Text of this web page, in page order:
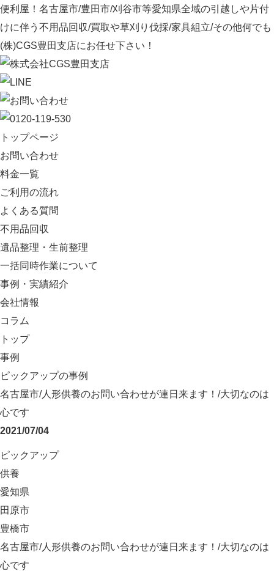
便利屋！名古屋市/豊田市/刈谷市等愛知県全域の引越しや片付
けに伴う不用品回収/買取や草刈り伐採/家具組立/その他何でも
(株)CGS豊田支店にお任せ下さい！
トップページ
お問い合わせ
料金一覧
ご利用の流れ
よくある質問
不用品回収
遺品整理・生前整理
一括同時作業について
事例・実績紹介
会社情報
コラム
トップ
事例
ピックアップの事例
名古屋市/人形供養のお問い合わせが連日来ます！/大切なのは
心です
2021/07/04
ピックアップ
供養
愛知県
田原市
豊橋市
名古屋市/人形供養のお問い合わせが連日来ます！/大切なのは
心です